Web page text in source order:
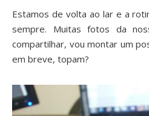
Estamos de volta ao lar e a
sempre. Muitas fotos da
compartilhar, vou montar um
em breve, topam?